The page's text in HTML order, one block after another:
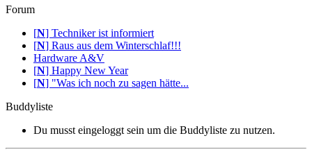
Forum
[N] Techniker ist informiert
[N] Raus aus dem Winterschlaf!!!
Hardware A&V
[N] Happy New Year
[N] "Was ich noch zu sagen hätte...
Buddyliste
Du musst eingeloggt sein um die Buddyliste zu nutzen.